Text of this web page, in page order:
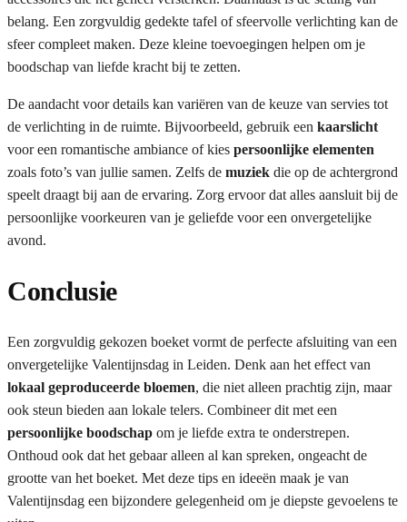
belang. Een zorgvuldig gedekte tafel of sfeervolle verlichting kan de
sfeer compleet maken. Deze kleine toevoegingen helpen om je
boodschap van liefde kracht bij te zetten.
De aandacht voor details kan variëren van de keuze van servies tot
de verlichting in de ruimte. Bijvoorbeeld, gebruik een kaarslicht
voor een romantische ambiance of kies persoonlijke elementen
zoals foto’s van jullie samen. Zelfs de muziek die op de achtergrond
speelt draagt bij aan de ervaring. Zorg ervoor dat alles aansluit bij de
persoonlijke voorkeuren van je geliefde voor een onvergetelijke
avond.
Conclusie
Een zorgvuldig gekozen boeket vormt de perfecte afsluiting van een
onvergetelijke Valentijnsdag in Leiden. Denk aan het effect van
lokaal geproduceerde bloemen, die niet alleen prachtig zijn, maar
ook steun bieden aan lokale telers. Combineer dit met een
persoonlijke boodschap om je liefde extra te onderstrepen.
Onthoud ook dat het gebaar alleen al kan spreken, ongeacht de
grootte van het boeket. Met deze tips en ideeën maak je van
Valentijnsdag een bijzondere gelegenheid om je diepste gevoelens te